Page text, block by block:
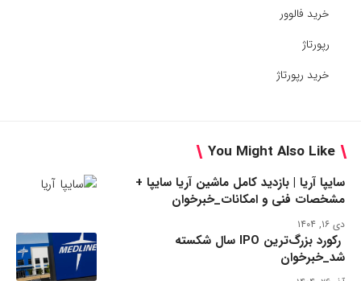
خرید فالوور
رپورتاژ
خرید رپورتاژ
You Might Also Like
سایپا آریا | بازدید کامل ماشین آریا سایپا +
مشخصات فنی و امکانات_خبرخوان
دی ۱۶, ۱۴۰۴
رکورد بزرگ‌ترین IPO سال شکسته
شد_خبرخوان